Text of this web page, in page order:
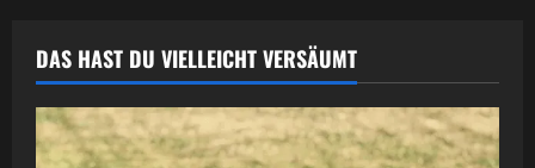
DAS HAST DU VIELLEICHT VERSÄUMT